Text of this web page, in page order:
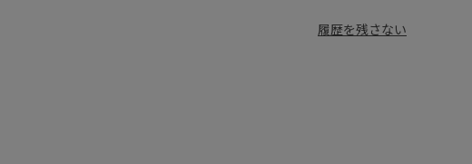
履歴を残さない